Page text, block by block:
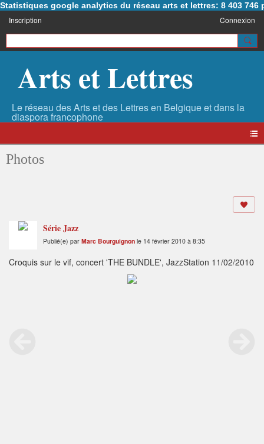
Statistiques google analytics du réseau arts et lettres: 8 403 746
Inscription Connexion
Arts et Lettres
Photos
Série Jazz
Publié(e) par Marc Bourguignon le 14 février 2010 à 8:35
Croquis sur le vif, concert 'THE BUNDLE', JazzStation 11/02/2010